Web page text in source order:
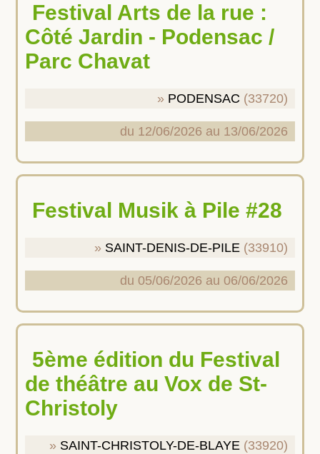
Festival Arts de la rue :
Côté Jardin - Podensac /
Parc Chavat
PODENSAC (33720)
du 12/06/2026 au 13/06/2026
Festival Musik à Pile #28
SAINT-DENIS-DE-PILE (33910)
du 05/06/2026 au 06/06/2026
5ème édition du Festival
de théâtre au Vox de St-
Christoly
SAINT-CHRISTOLY-DE-BLAYE (33920)